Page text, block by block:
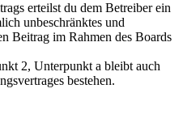
erteilst du dem Betreiber ein
unbeschränktes und
Beitrag im Rahmen des Boards
2, Unterpunkt a bleibt auch
bestehen.